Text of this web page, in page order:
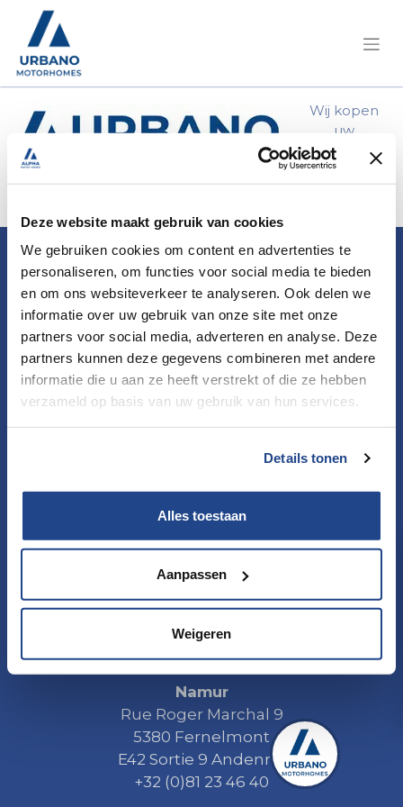
Deze website maakt gebruik van cookies
We gebruiken cookies om content en advertenties te
personaliseren, om functies voor social media te bieden
en om ons websiteverkeer te analyseren. Ook delen we
informatie over uw gebruik van onze site met onze
partners voor social media, adverteren en analyse. Deze
partners kunnen deze gegevens combineren met andere
informatie die u aan ze heeft verstrekt of die ze hebben
verzameld op basis van uw gebruik van hun services.
Details tonen
Alles toestaan
Aanpassen
Weigeren
Wij kopen
uw
motorhome
Waarom Urbano?
Contact
Maak een afspraak
Kapelanielaan 1
+32 (0)3 771 18 35
Oostende
8400 Oostende
+32 (0)59 55 40 00
Namur
Rue Roger Marchal 9
5380 Fernelmont
E42 Sortie 9 Andenne
+32 (0)81 23 46 40